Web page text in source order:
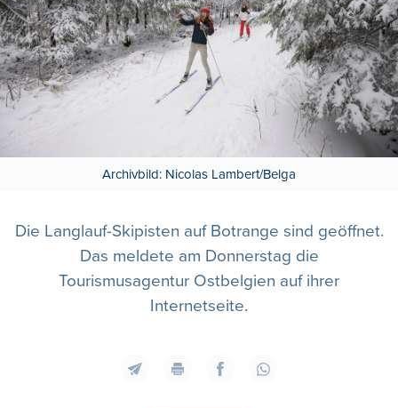
Archivbild: Nicolas Lambert/Belga
Die Langlauf-Skipisten auf Botrange sind geöffnet.
Das meldete am Donnerstag die
Tourismusagentur Ostbelgien auf ihrer
Internetseite.